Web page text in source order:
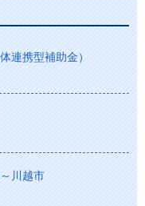
連携型補助金）
川越市